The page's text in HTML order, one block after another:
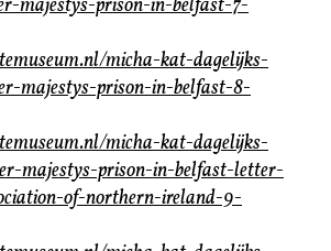
majestys-prison-in-belfast-7-
micha-kat-dagelijks-
majestys-prison-in-belfast-8-
micha-kat-dagelijks-
majestys-prison-in-belfast-letter-
of-northern-ireland-9-